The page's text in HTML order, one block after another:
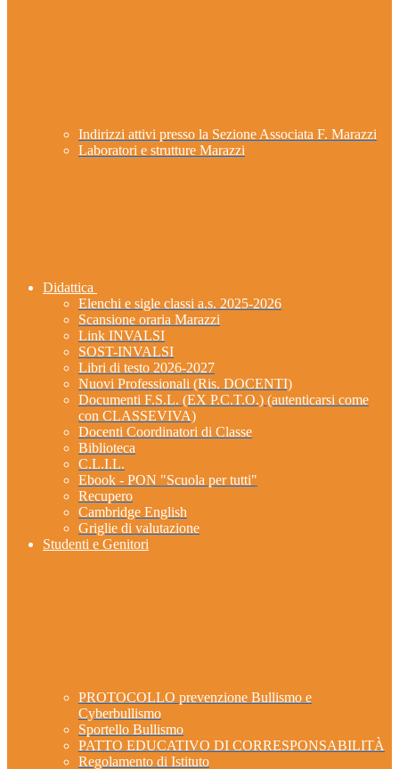
Indirizzi attivi presso la Sezione Associata F. Marazzi
Laboratori e strutture Marazzi
Didattica
Elenchi e sigle classi a.s. 2025-2026
Scansione oraria Marazzi
Link INVALSI
SOST-INVALSI
Libri di testo 2026-2027
Nuovi Professionali (Ris. DOCENTI)
Documenti F.S.L. (EX P.C.T.O.) (autenticarsi come
con CLASSEVIVA)
Docenti Coordinatori di Classe
Biblioteca
C.L.I.L.
Ebook - PON "Scuola per tutti"
Recupero
Cambridge English
Griglie di valutazione
Studenti e Genitori
PROTOCOLLO prevenzione Bullismo e
Cyberbullismo
Sportello Bullismo
PATTO EDUCATIVO DI CORRESPONSABILITÀ
Regolamento di Istituto